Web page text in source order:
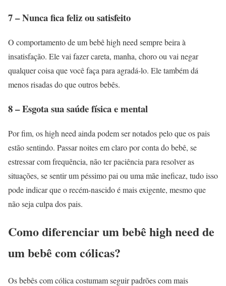
7 – Nunca fica feliz ou satisfeito
O comportamento de um bebê high need sempre beira à
insatisfação. Ele vai fazer careta, manha, choro ou vai negar
qualquer coisa que você faça para agradá-lo. Ele também dá
menos risadas do que outros bebês.
8 – Esgota sua saúde física e mental
Por fim, os high need ainda podem ser notados pelo que os pais
estão sentindo. Passar noites em claro por conta do bebê, se
estressar com frequência, não ter paciência para resolver as
situações, se sentir um péssimo pai ou uma mãe ineficaz, tudo isso
pode indicar que o recém-nascido é mais exigente, mesmo que
não seja culpa dos pais.
Como diferenciar um bebê high need de
um bebê com cólicas?
Os bebês com cólica costumam seguir padrões com mais